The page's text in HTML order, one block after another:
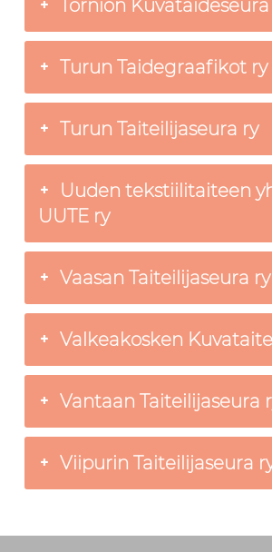
Tornion
Turun Taidegraafikot ry
Turun Taiteilijaseura ry
Uuden tekstiilitaiteen
UUTE ry
Vaasan Taiteilijaseura ry
Valkeakosken
Vantaan Taiteilijaseura
Viipurin Taiteilijaseura
Skip back to main navigation